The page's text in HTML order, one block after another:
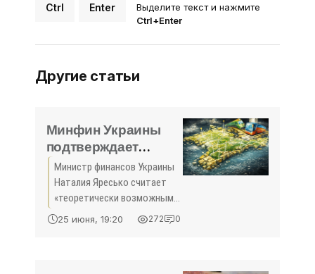
Ctrl Enter
Выделите текст и нажмите
Ctrl+Enter
Другие статьи
Минфин Украины
подтверждает
«теоретическую
возможность»
дефолта -
«Экономика»
Министр финансов Украины
Наталия Яресько считает
«теоретически возможным»
дефолт по внешним
25 июня, 19:20 272 0